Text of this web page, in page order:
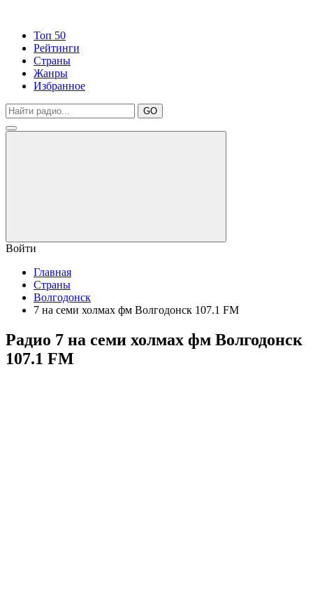
Топ 50
Рейтинги
Страны
Жанры
Избранное
GO
Войти
Главная
Страны
Волгодонск
7 на семи холмах фм Волгодонск 107.1 FM
Радио 7 на семи холмах фм Волгодонск
107.1 FM